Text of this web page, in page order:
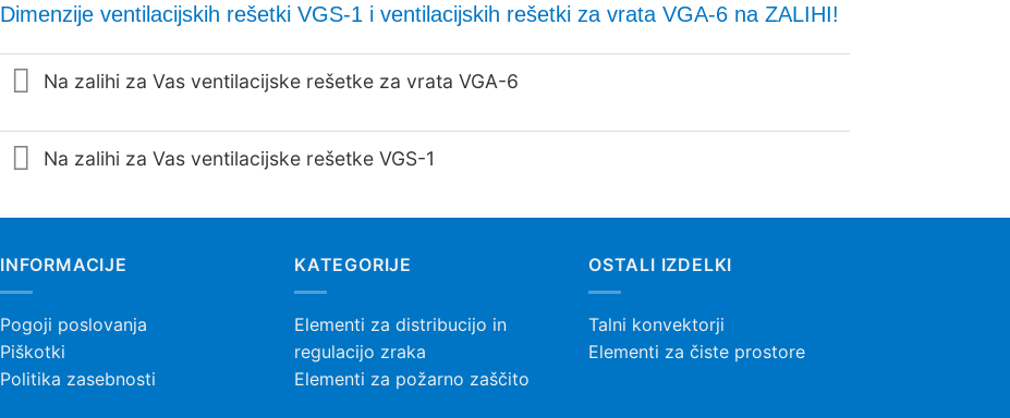
Dimenzije ventilacijskih rešetki VGS-1 i ventilacijskih rešetki za vrata VGA-6 na ZALIHI!
Na zalihi za Vas ventilacijske rešetke za vrata VGA-6
Na zalihi za Vas ventilacijske rešetke VGS-1
INFORMACIJE
Pogoji poslovanja
Piškotki
Politika zasebnosti
KATEGORIJE
Elementi za distribucijo in
regulacijo zraka
Elementi za požarno zaščito
OSTALI IZDELKI
Talni konvektorji
Elementi za čiste prostore